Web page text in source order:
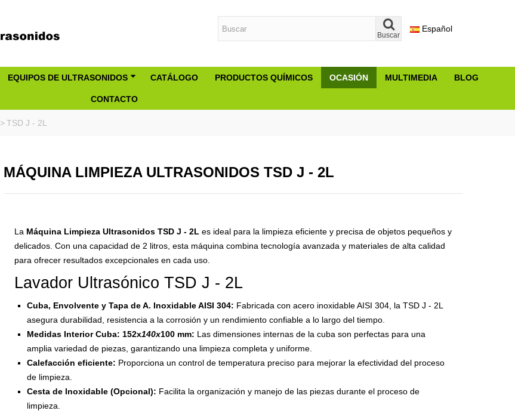
Buscar
Español
EQUIPOS DE ULTRASONIDOS CATÁLOGO PRODUCTOS QUÍMICOS OCASIÓN MULTIMEDIA BLOG
CONTACTO
>TSD J - 2L
MÁQUINA LIMPIEZA ULTRASONIDOS TSD J - 2L
La Máquina Limpieza Ultrasonidos TSD J - 2L es ideal para la limpieza eficiente y precisa de objetos pequeños y
delicados. Con una capacidad de 2 litros, esta máquina combina tecnología avanzada y materiales de alta calidad
para ofrecer resultados excepcionales en cada uso.
Lavador Ultrasónico TSD J - 2L
Cuba, Envolvente y Tapa de A. Inoxidable AISI 304: Fabricada con acero inoxidable AISI 304, la TSD J - 2L
asegura durabilidad, resistencia a la corrosión y un rendimiento confiable a lo largo del tiempo.
Medidas Interior Cuba: 152x140x100 mm: Las dimensiones internas de la cuba son perfectas para una
amplia variedad de piezas, garantizando una limpieza completa y uniforme.
Calefacción eficiente: Proporciona un control de temperatura preciso para mejorar la efectividad del proceso
de limpieza.
Cesta de Inoxidable (Opcional): Facilita la organización y manejo de las piezas durante el proceso de
limpieza.